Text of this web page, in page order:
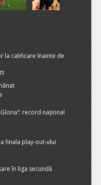
la calificare înainte de
record naţional
finala play-out-ului
în liga secundă